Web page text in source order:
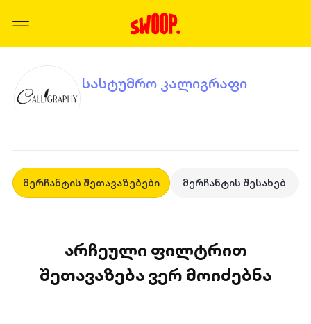
სასტუმრო კალიგრაფი
მერჩანტის შეთავაზებები მერჩანტის შესახებ
არჩეული ფილტრით
შეთავაზება ვერ მოიძებნა